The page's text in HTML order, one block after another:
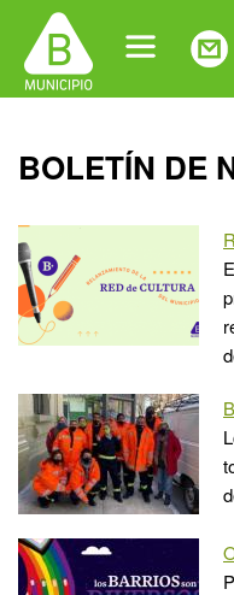
navigation
Back
to
BOLETÍN DE